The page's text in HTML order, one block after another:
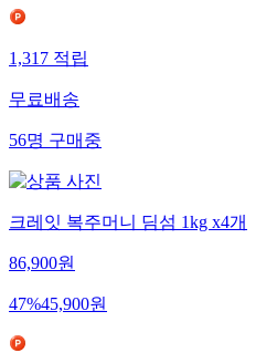
1,317적립
무료배송
56명구매중
크레잇 복주머니 딤섬 1kg x4개
86,900원
47%45,900원